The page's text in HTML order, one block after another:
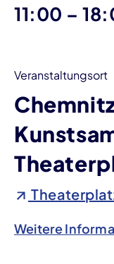
11:00 – bis
Veranstaltungsort
Weitere